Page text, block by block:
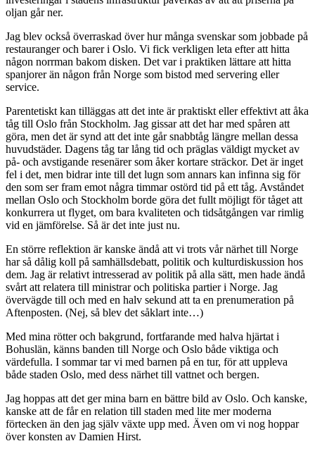
oljan går ner.
Jag blev också överraskad över hur många svenskar som jobbade på
restauranger och barer i Oslo. Vi fick verkligen leta efter att hitta
någon norrman bakom disken. Det var i praktiken lättare att hitta
spanjorer än någon från Norge som bistod med servering eller
service.
Parentetiskt kan tilläggas att det inte är praktiskt eller effektivt att åka
tåg till Oslo från Stockholm. Jag gissar att det har med spåren att
göra, men det är synd att det inte går snabbtåg längre mellan dessa
huvudstäder. Dagens tåg tar lång tid och präglas väldigt mycket av
på- och avstigande resenärer som åker kortare sträckor. Det är inget
fel i det, men bidrar inte till det lugn som annars kan infinna sig för
den som ser fram emot några timmar ostörd tid på ett tåg. Avståndet
mellan Oslo och Stockholm borde göra det fullt möjligt för tåget att
konkurrera ut flyget, om bara kvaliteten och tidsåtgången var rimlig
vid en jämförelse. Så är det inte just nu.
En större reflektion är kanske ändå att vi trots vår närhet till Norge
har så dålig koll på samhällsdebatt, politik och kulturdiskussion hos
dem. Jag är relativt intresserad av politik på alla sätt, men hade ändå
svårt att relatera till ministrar och politiska partier i Norge. Jag
övervägde till och med en halv sekund att ta en prenumeration på
Aftenposten. (Nej, så blev det såklart inte…)
Med mina rötter och bakgrund, fortfarande med halva hjärtat i
Bohuslän, känns banden till Norge och Oslo både viktiga och
värdefulla. I sommar tar vi med barnen på en tur, för att uppleva
både staden Oslo, med dess närhet till vattnet och bergen.
Jag hoppas att det ger mina barn en bättre bild av Oslo. Och kanske,
kanske att de får en relation till staden med lite mer moderna
förtecken än den jag själv växte upp med. Även om vi nog hoppar
över konsten av Damien Hirst.